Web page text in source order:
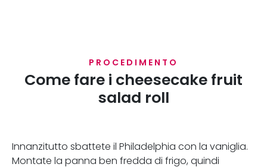
PROCEDIMENTO
Come fare i cheesecake fruit
salad roll
Innanzitutto sbattete il Philadelphia con la vaniglia.
Montate la panna ben fredda di frigo, quindi